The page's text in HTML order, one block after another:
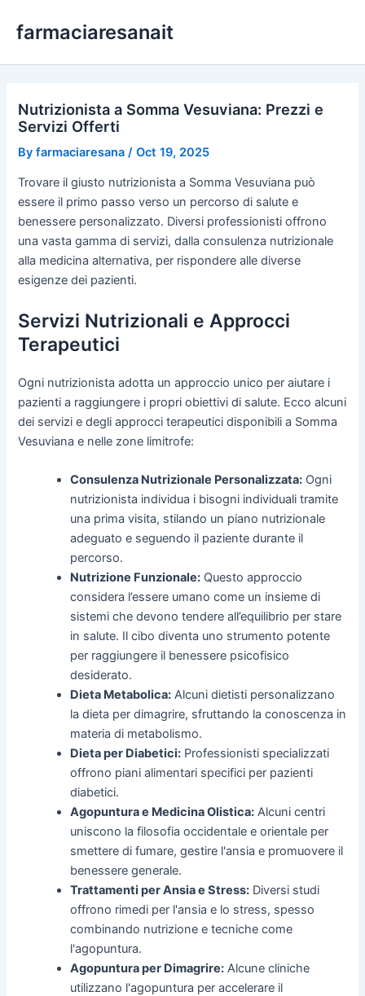
farmaciaresanait
Nutrizionista a Somma Vesuviana: Prezzi e
Servizi Offerti
Byfarmaciaresana /Oct 19, 2025
Trovare il giusto nutrizionista a Somma Vesuviana può
essere il primo passo verso un percorso di salute e
benessere personalizzato. Diversi professionisti offrono
una vasta gamma di servizi, dalla consulenza nutrizionale
alla medicina alternativa, per rispondere alle diverse
esigenze dei pazienti.
Servizi Nutrizionali e Approcci
Terapeutici
Ogni nutrizionista adotta un approccio unico per aiutare i
pazienti a raggiungere i propri obiettivi di salute. Ecco alcuni
dei servizi e degli approcci terapeutici disponibili a Somma
Vesuviana e nelle zone limitrofe:
Consulenza Nutrizionale Personalizzata: Ogni
nutrizionista individua i bisogni individuali tramite
una prima visita, stilando un piano nutrizionale
adeguato e seguendo il paziente durante il
percorso.
Nutrizione Funzionale: Questo approccio
considera l’essere umano come un insieme di
sistemi che devono tendere all’equilibrio per stare
in salute. Il cibo diventa uno strumento potente
per raggiungere il benessere psicofisico
desiderato.
Dieta Metabolica: Alcuni dietisti personalizzano
la dieta per dimagrire, sfruttando la conoscenza in
materia di metabolismo.
Dieta per Diabetici: Professionisti specializzati
offrono piani alimentari specifici per pazienti
diabetici.
Agopuntura e Medicina Olistica: Alcuni centri
uniscono la filosofia occidentale e orientale per
smettere di fumare, gestire l'ansia e promuovere il
benessere generale.
Trattamenti per Ansia e Stress: Diversi studi
offrono rimedi per l'ansia e lo stress, spesso
combinando nutrizione e tecniche come
l'agopuntura.
Agopuntura per Dimagrire: Alcune cliniche
utilizzano l'agopuntura per accelerare il